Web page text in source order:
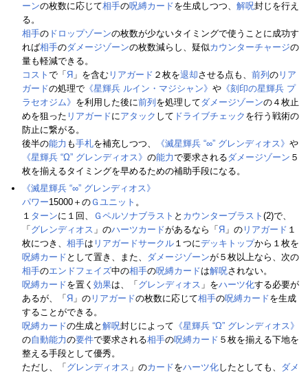
ーンの枚数に応じて相手の呪縛カードを生成しつつ、 解呪封じを行え
る。
相手の ドロップゾーンの枚数が少ないタイミングで使うことに成功す
れば相手のダメージゾーンの枚数減らし、疑似カウンターチャージの
量も軽減できる。
コスト で「 Я 」を含む リアガード ２枚を退却させる点も、 前列 の リア
ガードの処理で 《星輝兵 ルイン・マジシャン》 や 《刻印の星輝兵 プ
ラセオジム》 を利用した後に前列 を処理してダメージゾーンの４枚止
めを狙った リアガードにアタック して ドライブチェック を行う戦術の
防止に繋がる。
後半の能力 も手札を補充しつつ、 《滅星輝兵 “∞” グレンディオス》 や
《星輝兵 “Ω” グレンディオス》 の能力で要求されるダメージゾーン ５
枚を揃えるタイミングを早めるための補助手段になる。
《滅星輝兵 “∞” グレンディオス》
パワー15000＋の Ｇユニット 。
１ ターンに１回、 Ｇペルソナブラスト と カウンターブラスト (2)で、
「 グレンディオス 」のハーツカードがあるなら「 Я 」の リアガード １
枚につき、 相手は リアガードサークル １つにデッキトップから１枚を
呪縛カード として置き、また、 ダメージゾーンが５枚以上なら、次の
相手のエンドフェイズ中の相手の呪縛カードは解呪されない。
呪縛カードを置く 効果は、「 グレンディオス 」をハーツ化する必要が
あるが、「 Я 」の リアガードの枚数に応じて相手の呪縛カードを生成
することができる。
呪縛カードの生成と 解呪封じによって 《星輝兵 “Ω” グレンディオス》
の自動能力の要件で要求される相手の呪縛カード ５枚を揃える下地を
整える手段として優秀。
ただし、「 グレンディオス 」のカードをハーツ化したとしても、 ダメ